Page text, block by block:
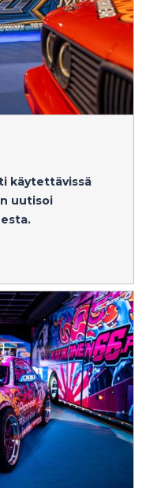
käytettävissä
uutisoi